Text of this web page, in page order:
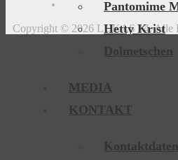
Pantomime
Hetty Krist
Dolmetschen
MEDIA
KONTAKT
Kontaktdaten
Datenschutz
Copyright © 2026 LUKAS 14. Alle